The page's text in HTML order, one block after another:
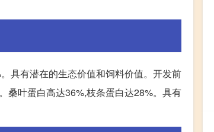
具有潜在的生态价值和饲料价值。开发前
桑叶蛋白高达36%,枝条蛋白达28%。具有